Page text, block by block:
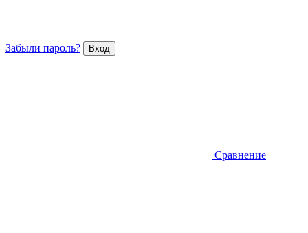
Забыли пароль?
Сравнение